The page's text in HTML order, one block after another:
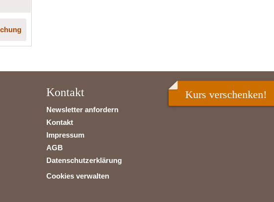
Kontakt
Newsletter anfordern
Kontakt
Impressum
AGB
Datenschutzerklärung
Cookies verwalten
Kurs verschenken!